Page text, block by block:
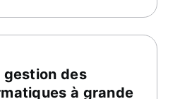
gestion des
à grande